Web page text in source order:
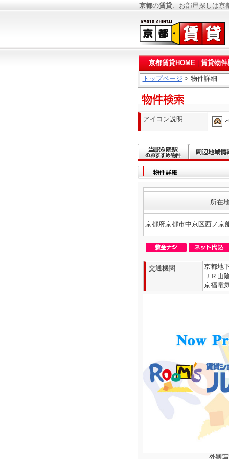
京都の賃貸、お部屋探しは京
京都賃貸HOME 賃貸物件
トップページ > 物件詳細
アイコン説明
所在
京都府京都市中京区西ノ京
交通機関
京都地
ＪＲ山
京福電
外観